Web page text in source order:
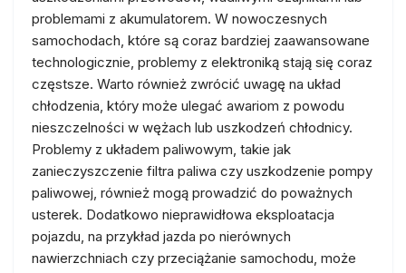
problemami z akumulatorem. W nowoczesnych
samochodach, które są coraz bardziej zaawansowane
technologicznie, problemy z elektroniką stają się coraz
częstsze. Warto również zwrócić uwagę na układ
chłodzenia, który może ulegać awariom z powodu
nieszczelności w wężach lub uszkodzeń chłodnicy.
Problemy z układem paliwowym, takie jak
zanieczyszczenie filtra paliwa czy uszkodzenie pompy
paliwowej, również mogą prowadzić do poważnych
usterek. Dodatkowo nieprawidłowa eksploatacja
pojazdu, na przykład jazda po nierównych
nawierzchniach czy przeciążanie samochodu, może